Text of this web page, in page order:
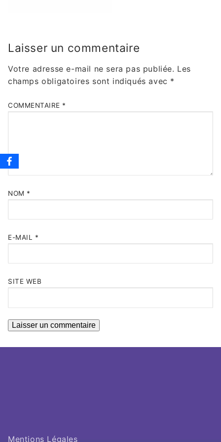
Laisser un commentaire
Votre adresse e-mail ne sera pas publiée. Les
champs obligatoires sont indiqués avec *
COMMENTAIRE *
NOM *
E-MAIL *
SITE WEB
Mentions Légales